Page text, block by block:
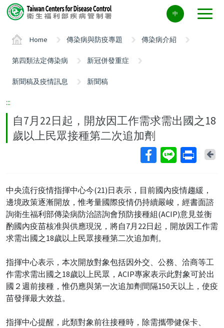
Center
block
中
Home 傳染病與防疫專題 傳染病介紹
第四類法定傳染病 新冠併發重症
新聞稿及疫情訊息 新聞稿
:::
自7月22日起，開放因工作需求需出國之18
歲以上民眾接種第二次追加劑
中央流行疫情指揮中心今(21)日表示，目前國內疫情趨緩，
邊境政策逐漸開放，惟考量國際疫情仍持續嚴峻，經書面諮
詢衛生福利部傳染病防治諮詢會預防接種組(ACIP)意見並衡
酌國內疫苗核准與供應現況，將自7月22日起，開放因工作需
求需出國之18歲以上民眾接種第二次追加劑。
指揮中心表示，本次開放對象包括因外交、公務、洽商等工
作需求需出國之18歲以上民眾，ACIP專家表示此對象可於出
國２週前接種，惟仍應與第一次追加劑間隔150天以上，使疫
苗發揮最大效益。
指揮中心提醒，此類對象前往接種時，除需攜帶健保卡、